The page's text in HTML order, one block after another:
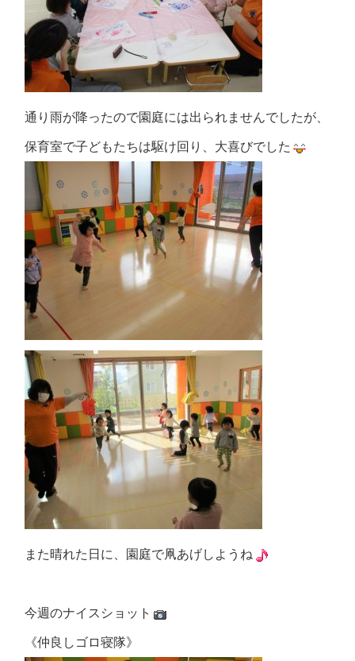
通り雨が降ったので園庭には出られませんでしたが、
保育室で子どもたちは駆け回り、大喜びでした
また晴れた日に、園庭で凧あげしようね
今週のナイスショット
《仲良しゴロ寝隊》